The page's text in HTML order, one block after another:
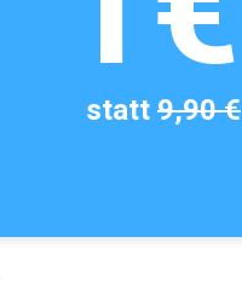
statt9,90 €